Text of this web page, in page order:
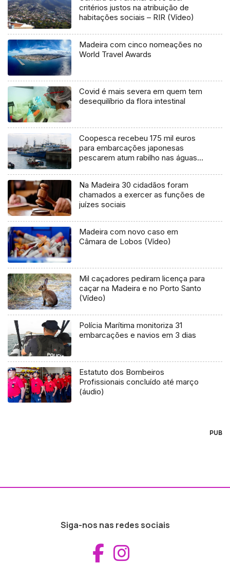
critérios justos na atribuição de
habitações sociais – RIR (Vídeo)
Madeira com cinco nomeações no
World Travel Awards
Covid é mais severa em quem tem
desequilíbrio da flora intestinal
Coopesca recebeu 175 mil euros
para embarcações japonesas
pescarem atum rabilho nas águas
Na Madeira 30 cidadãos foram
chamados a exercer as funções de
juízes sociais
Madeira com novo caso em
Câmara de Lobos (Vídeo)
Mil caçadores pediram licença para
caçar na Madeira e no Porto Santo
(Vídeo)
Polícia Marítima monitoriza 31
embarcações e navios em 3 dias
Estatuto dos Bombeiros
Profissionais concluído até março
(áudio)
PUB
Siga-nos nas redes sociais
Aceder ao